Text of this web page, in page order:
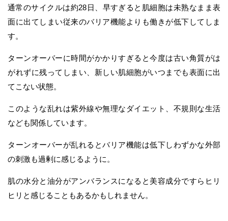
通常のサイクルは約28日、早すぎると肌細胞は未熟なまま表
面に出てしまい従来のバリア機能よりも働きが低下してしま
す。
ターンオーバーに時間がかかりすぎると今度は古い角質がは
がれずに残ってしまい、新しい肌細胞がいつまでも表面に出
てこない状態。
このような乱れは紫外線や無理なダイエット、不規則な生活
なども関係しています。
ターンオーバーが乱れるとバリア機能は低下しわずかな外部
の刺激も過剰に感じるように。
肌の水分と油分がアンバランスになると美容成分ですらヒリ
ヒリと感じることもあるかもしれません。